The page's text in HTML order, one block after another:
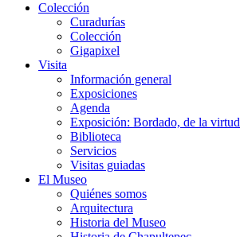
Colección
Curadurías
Colección
Gigapixel
Visita
Información general
Exposiciones
Agenda
Exposición: Bordado, de la virtud
Biblioteca
Servicios
Visitas guiadas
El Museo
Quiénes somos
Arquitectura
Historia del Museo